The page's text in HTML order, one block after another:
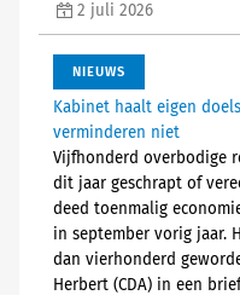
2 juli 2026
NIEUWS
Kabinet haalt eigen
verminderen niet
Vijfhonderd overbodige
dit jaar geschrapt of
deed toenmalig
in september vorig jaar.
dan vierhonderd
Herbert (CDA) in een